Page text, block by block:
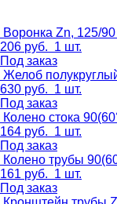
Воронка Zn, 125/90
206 руб. 1 шт.
Под заказ
Желоб
630 руб. 1 шт.
Под заказ
Колено стока
164 руб. 1 шт.
Под заказ
Колено трубы
161 руб. 1 шт.
Под заказ